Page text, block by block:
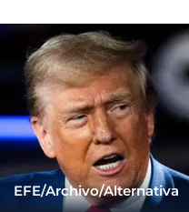
EFE/Archivo/Alternativa